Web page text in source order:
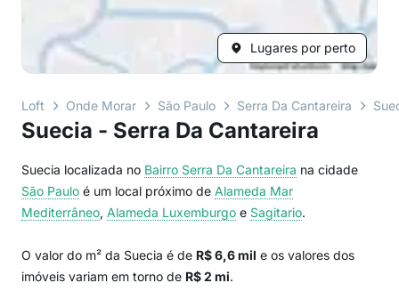
Lugares por perto
Loft Onde Morar São Paulo Serra Da Cantareira
Suecia - Serra Da Cantareira
Suecia localizada no Bairro Serra Da Cantareira na cidade
São Paulo é um local próximo de Alameda Mar
Mediterrâneo, Alameda Luxemburgo e Sagitario.
O valor do m² da Suecia é de R$ 6,6 mil e os valores dos
imóveis variam em torno de R$ 2 mi.